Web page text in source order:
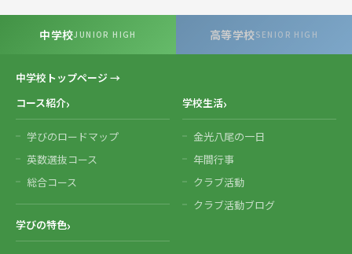
中学校JUNIOR HIGH 高等学校SENIOR HIGH
中学校トップページ →
コース紹介
学びのロードマップ
英数選抜コース
総合コース
学びの特色
学校生活
金光八尾の一日
年間行事
クラブ活動
クラブ活動ブログ